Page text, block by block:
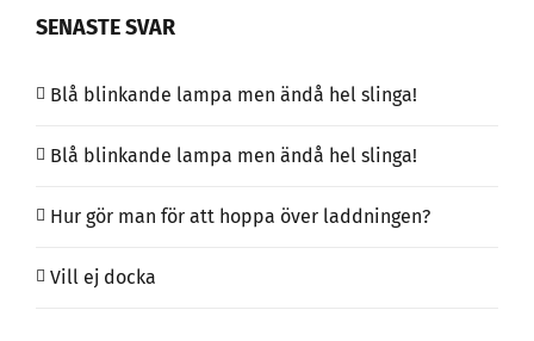
SENASTE SVAR
Blå blinkande lampa men ändå hel slinga!
Blå blinkande lampa men ändå hel slinga!
Hur gör man för att hoppa över laddningen?
Vill ej docka